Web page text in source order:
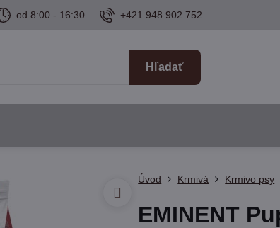
od 8:00 - 16:30 +421 948 902 752
Hľadať
Úvod Krmivá Krmivo psy
EMINENT